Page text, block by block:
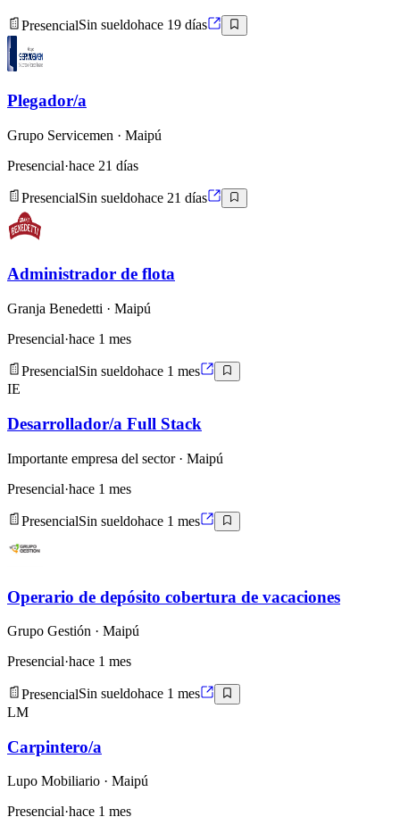
PresencialSin sueldohace 19 días
Plegador/a
Grupo Servicemen · Maipú
Presencial·hace 21 días
PresencialSin sueldohace 21 días
Administrador de flota
Granja Benedetti · Maipú
Presencial·hace 1 mes
PresencialSin sueldohace 1 mes
IE
Desarrollador/a Full Stack
Importante empresa del sector· Maipú
Presencial·hace 1 mes
PresencialSin sueldohace 1 mes
Operario de depósito cobertura de vacaciones
Grupo Gestión · Maipú
Presencial·hace 1 mes
PresencialSin sueldohace 1 mes
LM
Carpintero/a
Lupo Mobiliario · Maipú
Presencial·hace 1 mes